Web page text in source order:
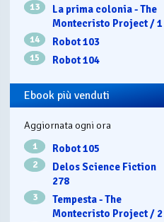
13
La prima colonia - The
Montecristo Project / 1
14 Robot 103
15 Robot 104
Ebook più venduti
Aggiornata ogni ora
1 Robot 105
2
Delos Science Fiction
278
3
Tempesta - The
Montecristo Project / 2